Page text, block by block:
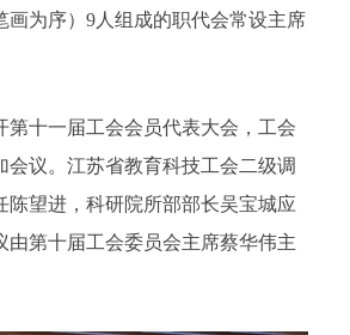
画为序）9人组成的职代会常设主席
第十一届工会会员代表大会，工会
会议。江苏省教育科技工会二级调
陈望进，科研院所部部长吴宝城应
由第十届工会委员会主席蔡华伟主